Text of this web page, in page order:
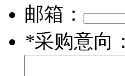
邮箱：
*采购意向：